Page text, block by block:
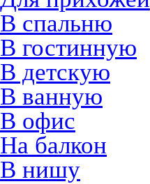
В спальню
В гостинную
В детскую
В ванную
В офис
На балкон
В нишу